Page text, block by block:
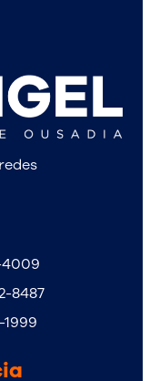
4009
8487
1999